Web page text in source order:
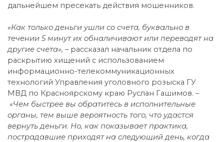
дальнейшем пресекать действия мошенников.
«Как только деньги ушли со счета, буквально в
течении 5 минут их обналичивают или переводят на
другие счета», – рассказал начальник отдела по
раскрытию хищений с использованием
информационно-телекоммуникационных
технологий Управления уголовного розыска ГУ
МВД по Красноярскому краю Руслан Гашимов. –
«Чем быстрее вы обратитесь в исполнительные
органы, тем выше вероятность того, что удастся
вернуть деньги. Но, как показывает практика,
пострадавшие приходят на следующий день, когда